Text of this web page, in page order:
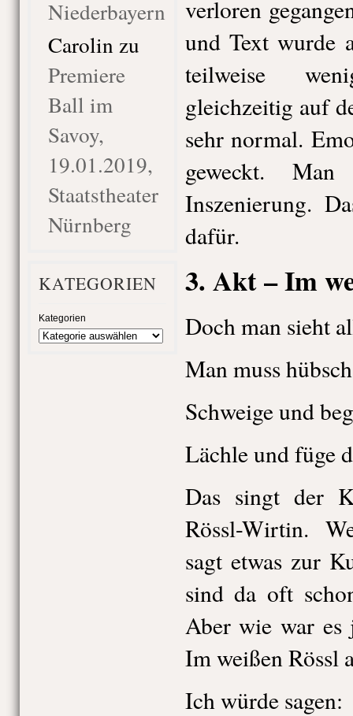
Niederbayern
Carolin zu
Premiere
Ball im
Savoy,
19.01.2019,
Staatstheater
Nürnberg
KATEGORIEN
Kategorien
verloren
und Text wurde
teilweise
gleichzeitig auf
sehr normal.
geweckt.
Inszenierung.
dafür.
3. Akt – Im
Doch man sieht
Man muss
Schweige und
Lächle und füge
Das singt der
Rössl-Wirtin.
sagt etwas zur
sind da oft
Aber wie war es
Im weißen Rössl
Ich würde sagen: